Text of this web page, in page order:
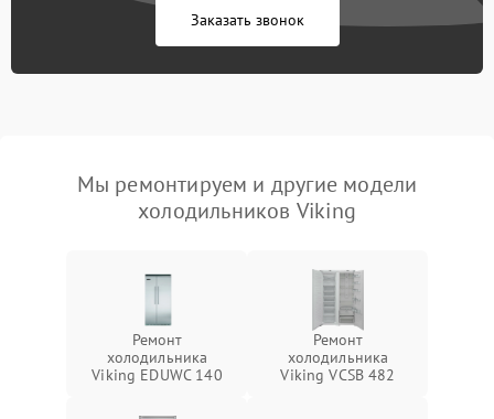
Заказать звонок
Мы ремонтируем и другие модели
холодильников Viking
Ремонт
холодильника
Viking EDUWC 140
Ремонт
холодильника
Viking VCSB 482